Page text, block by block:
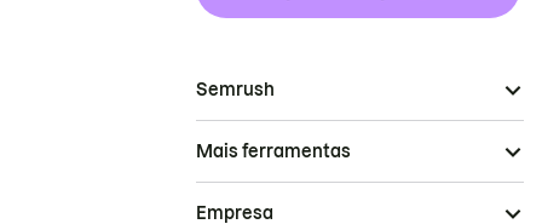
Semrush
Mais ferramentas
Empresa